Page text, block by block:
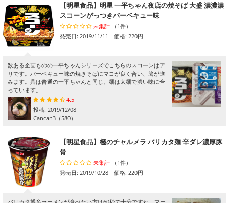
【明星食品】明星 一平ちゃん夜店の焼そば 大盛 濃濃濃
スコーンがっつきバーベキュー味
未集計 （1件）
発売日: 2019/11/11 価格: 220円
数ある企画ものの一平ちゃんシリーズでこちらのスコーンはア
リです。バーベキュー味の焼きそばにマヨが良く合い、箸が進
みます。具は普通の一平ちゃんと同じ。麺は太麺で濃い味に合
っています。
4.5
投稿: 2019/12/08
Cancan3 （580）
【明星食品】極のチャルメラ バリカタ麺 辛ダレ濃厚豚
骨
未集計 （1件）
発売日: 2019/10/28 価格: 220円